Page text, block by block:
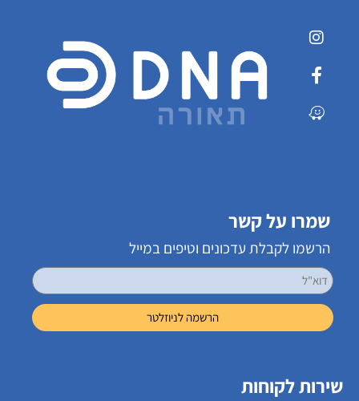
שמרו על קשר
הרשמו לקבלת עדכונים וטיפים במייל
שירות לקוחות